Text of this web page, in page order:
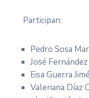
Participan:
Pedro Sosa
José
Eisa Guerra
Valeriana Díaz